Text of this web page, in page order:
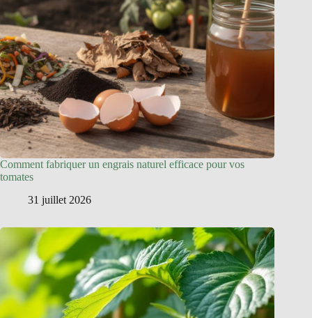
Comment fabriquer un engrais naturel efficace pour vos
tomates
31 juillet 2026